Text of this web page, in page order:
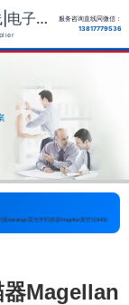
RFID读写器|手持终端|天线|电子标签供应商
服务咨询直线同微信：
13817779536
捷datalogic双光学扫描器Magellan麦哲伦8400
Magellan